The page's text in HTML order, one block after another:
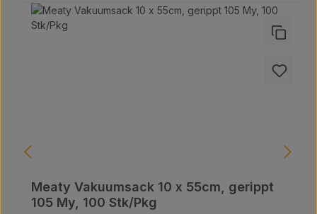
Meaty Vakuumsack 10 x 55cm, gerippt
105 My, 100 Stk/Pkg